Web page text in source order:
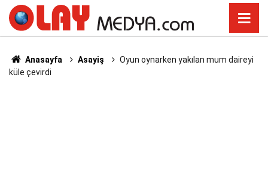
Anasayfa Asayiş
Oyun oynarken yakılan mum daireyi
küle çevirdi